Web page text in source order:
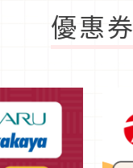
優惠券